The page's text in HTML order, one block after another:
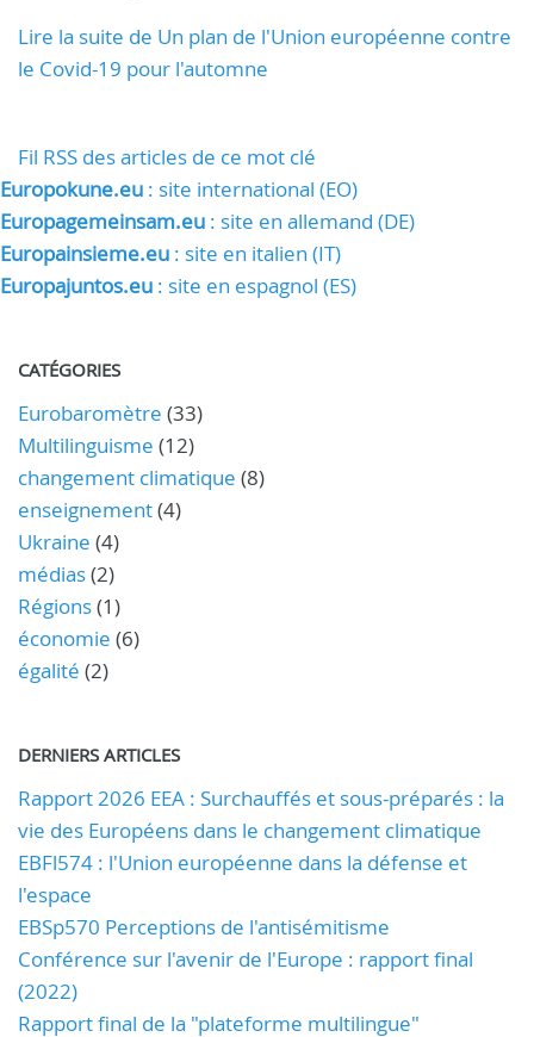
Lire la suite de Un plan de l'Union européenne contre
le Covid-19 pour l'automne
Fil RSS des articles de ce mot clé
Europokune.eu : site international (EO)
Europagemeinsam.eu : site en allemand (DE)
Europainsieme.eu : site en italien (IT)
Europajuntos.eu : site en espagnol (ES)
CATÉGORIES
Eurobaromètre (33)
Multilinguisme (12)
changement climatique (8)
enseignement(4)
Ukraine (4)
médias(2)
Régions(1)
économie (6)
égalité (2)
DERNIERS ARTICLES
Rapport 2026 EEA : Surchauffés et sous-préparés : la
vie des Européens dans le changement climatique
EBFl574 : l'Union européenne dans la défense et
l'espace
EBSp570 Perceptions de l'antisémitisme
Conférence sur l'avenir de l'Europe : rapport final
(2022)
Rapport final de la "plateforme multilingue"